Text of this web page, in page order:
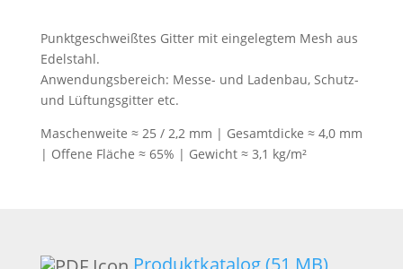
Punktgeschweißtes Gitter mit eingelegtem Mesh aus
Edelstahl.
Anwendungsbereich: Messe- und Ladenbau, Schutz-
und Lüftungsgitter etc.
Maschenweite ≈ 25 / 2,2 mm | Gesamtdicke ≈ 4,0 mm
| Offene Fläche ≈ 65% | Gewicht ≈ 3,1 kg/m²